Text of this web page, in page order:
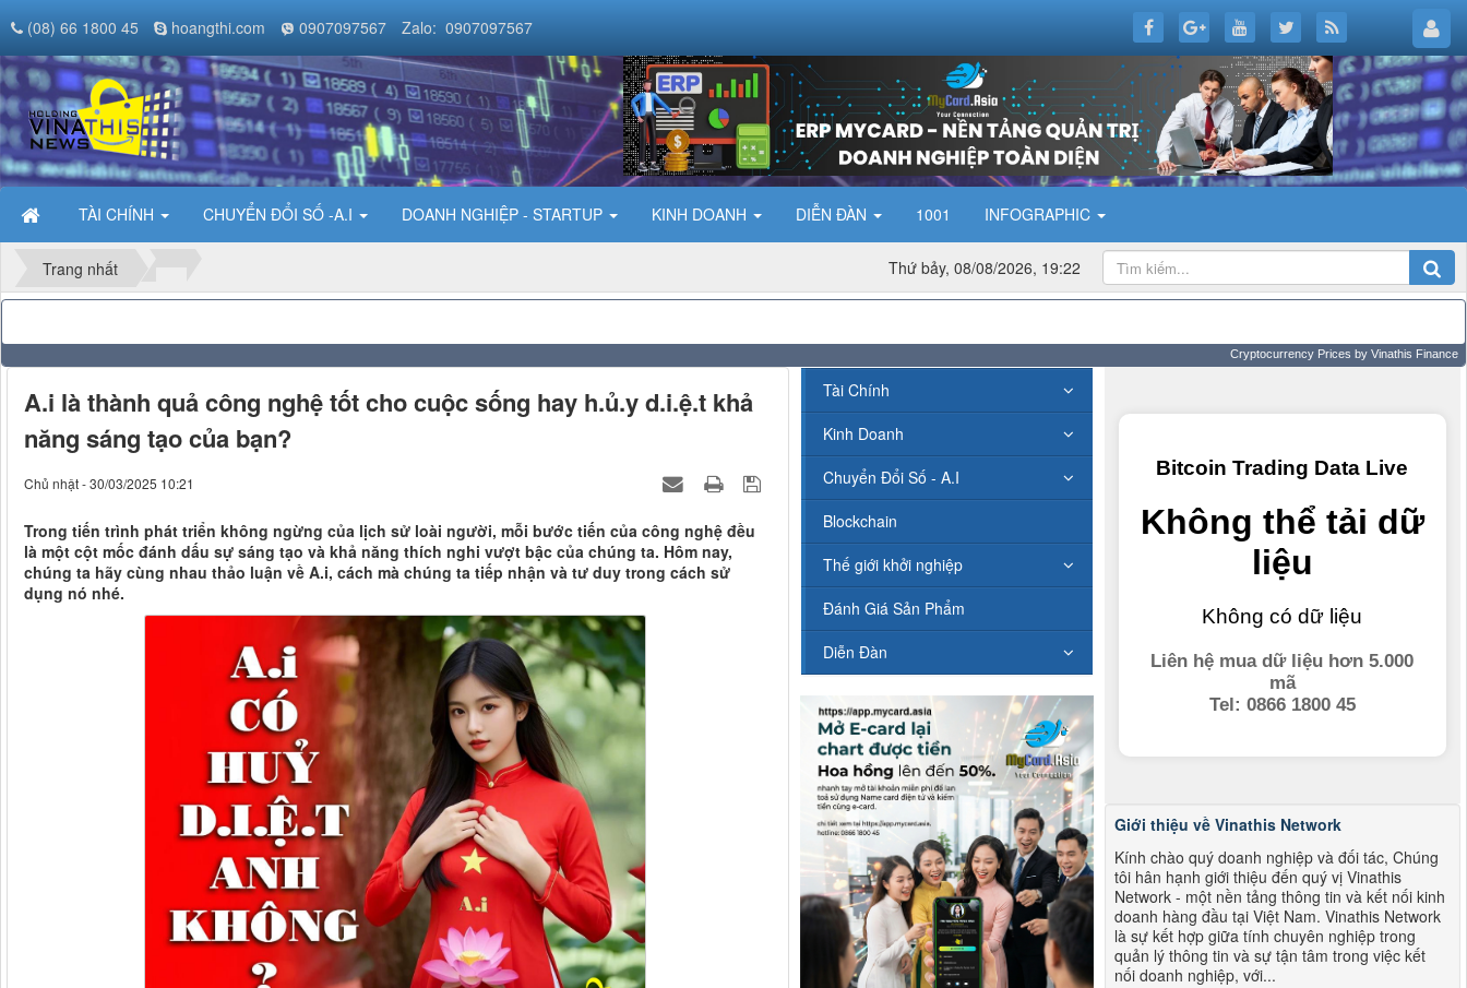
TÀI CHÍNH CHUYỂN ĐỔI SỐ -A.I DOANH NGHIỆP - STARTUP KINH DOANH DIỄN ĐÀN 1001 INFOGRAPHIC
(08) 66 1800 45 hoangthi.com 0907097567 Zalo: 0907097567
Trang nhất Thứ bảy, 08/08/2026, 19:22
Cryptocurrency Prices by Vinathis Finance
A.i là thành quả công nghệ tốt cho cuộc sống hay h.ủ.y d.i.ệ.t khả
năng sáng tạo của bạn?
Chủ nhật - 30/03/2025 10:21
Trong tiến trình phát triển không ngừng của lịch sử loài người, mỗi bước tiến của công nghệ đều
là một cột mốc đánh dấu sự sáng tạo và khả năng thích nghi vượt bậc của chúng ta. Hôm nay,
chúng ta hãy cùng nhau thảo luận về A.i, cách mà chúng ta tiếp nhận và tư duy trong cách sử
dụng nó nhé.
Giới thiệu về Vinathis Network
Kính chào quý doanh nghiệp và đối tác, Chúng
tôi hân hạnh giới thiệu đến quý vị Vinathis
Network - một nền tảng thông tin và kết nối kinh
doanh hàng đầu tại Việt Nam. Vinathis Network
là sự kết hợp giữa tính chuyên nghiệp trong
quản lý thông tin và sự tận tâm trong việc kết
nối doanh nghiệp, với...
Tài Chính
Kinh Doanh
Chuyển Đổi Số - A.I
Blockchain
Thế giới khởi nghiệp
Đánh Giá Sản Phẩm
Diễn Đàn